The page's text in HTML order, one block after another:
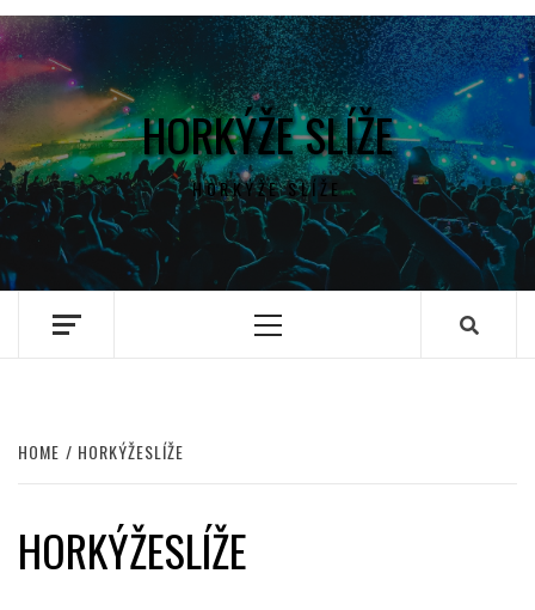
HORKÝŽE SLÍŽE
HORKÝŽE SLÍŽE
Primary
HOME HORKÝŽESLÍŽE
HORKÝŽESLÍŽE